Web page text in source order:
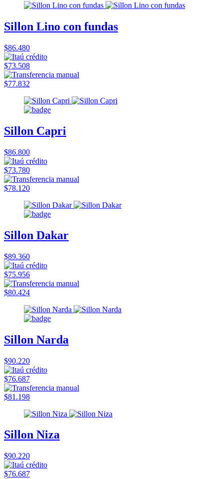
Sillon Lino con fundas
$86.480
$73.508
$77.832
Sillon Capri
$86.800
$73.780
$78.120
Sillon Dakar
$89.360
$75.956
$80.424
Sillon Narda
$90.220
$76.687
$81.198
Sillon Niza
$90.220
$76.687